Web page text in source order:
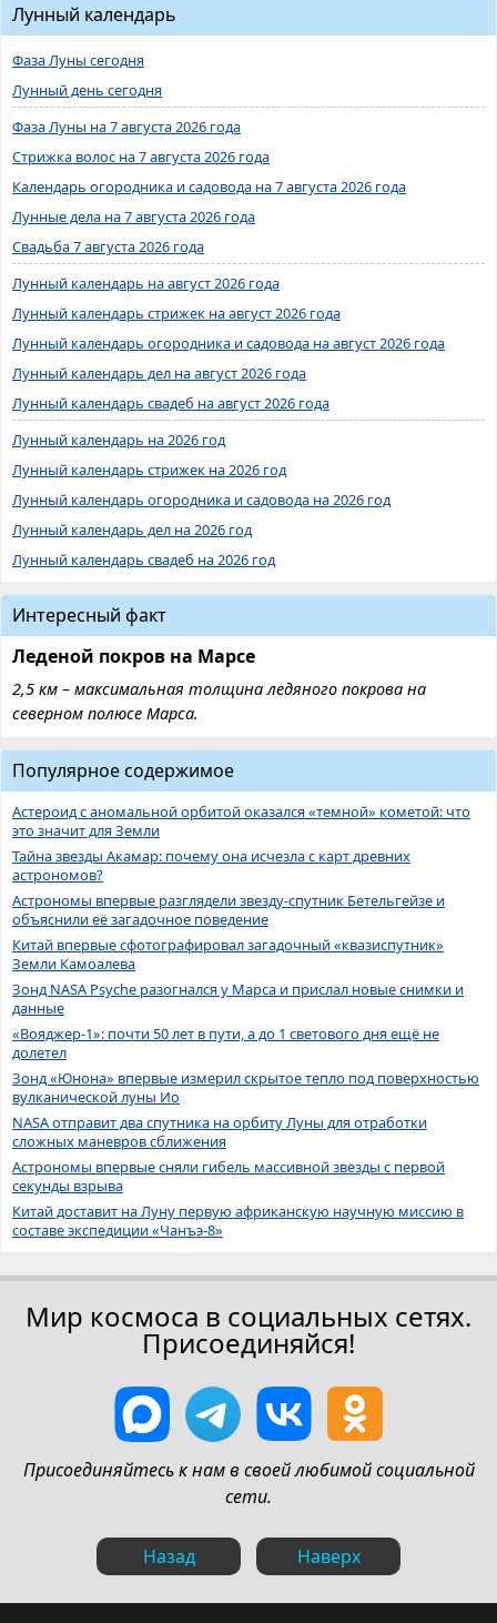
Лунный календарь
Фаза Луны сегодня
Лунный день сегодня
Фаза Луны на 7 августа 2026 года
Стрижка волос на 7 августа 2026 года
Календарь огородника и садовода на 7 августа 2026 года
Лунные дела на 7 августа 2026 года
Свадьба 7 августа 2026 года
Лунный календарь на август 2026 года
Лунный календарь стрижек на август 2026 года
Лунный календарь огородника и садовода на август 2026 года
Лунный календарь дел на август 2026 года
Лунный календарь свадеб на август 2026 года
Лунный календарь на 2026 год
Лунный календарь стрижек на 2026 год
Лунный календарь огородника и садовода на 2026 год
Лунный календарь дел на 2026 год
Лунный календарь свадеб на 2026 год
Интересный факт
Леденой покров на Марсе
2,5 км – максимальная толщина ледяного покрова на
северном полюсе Марса.
Популярное содержимое
Астероид с аномальной орбитой оказался «темной» кометой: что
это значит для Земли
Тайна звезды Акамар: почему она исчезла с карт древних
астрономов?
Астрономы впервые разглядели звезду-спутник Бетельгейзе и
объяснили её загадочное поведение
Китай впервые сфотографировал загадочный «квазиспутник»
Земли Камоалева
Зонд NASA Psyche разогнался у Марса и прислал новые снимки и
данные
«Вояджер-1»: почти 50 лет в пути, а до 1 светового дня ещё не
долетел
Зонд «Юнона» впервые измерил скрытое тепло под поверхностью
вулканической луны Ио
NASA отправит два спутника на орбиту Луны для отработки
сложных маневров сближения
Астрономы впервые сняли гибель массивной звезды с первой
секунды взрыва
Китай доставит на Луну первую африканскую научную миссию в
составе экспедиции «Чанъэ-8»
Мир космоса в социальных сетях.
Присоединяйся!
Присоединяйтесь к нам в своей любимой социальной
сети.
Назад Наверх